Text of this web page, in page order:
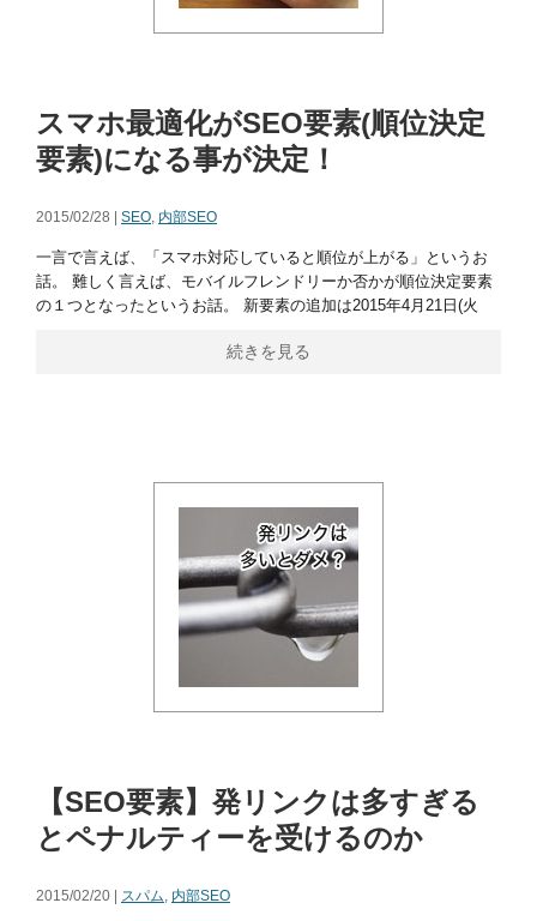
スマホ最適化がSEO要素(順位決定
要素)になる事が決定！
2015/02/28 | SEO, 内部SEO
一言で言えば、「スマホ対応していると順位が上がる」というお
話。 難しく言えば、モバイルフレンドリーか否かが順位決定要素
の１つとなったというお話。 新要素の追加は2015年4月21日(火
続きを見る
【SEO要素】発リンクは多すぎる
とペナルティーを受けるのか
2015/02/20 | スパム, 内部SEO